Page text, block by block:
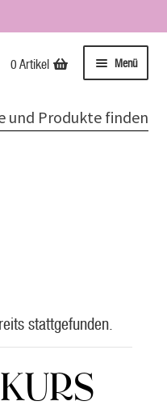
Menü
Evolutionspädagogik®
0 Artikel
und Produkte finden
stattgefunden.